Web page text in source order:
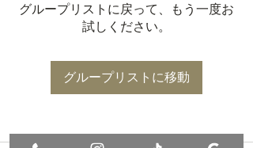
グループリストに戻って、もう一度お
試しください。
グループリストに移動